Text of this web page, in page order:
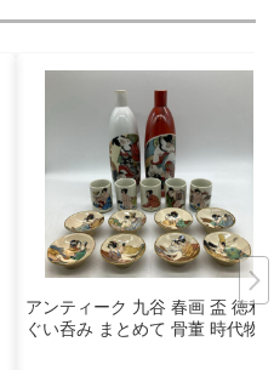
アンティーク 九谷 春画 盃 徳利
ぐい呑み まとめて 骨董 時代物